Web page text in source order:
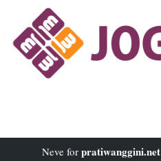
Neve for pratiwanggini.net